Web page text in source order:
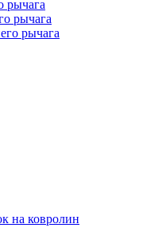
рычага
рычага
рычага
на ковролин